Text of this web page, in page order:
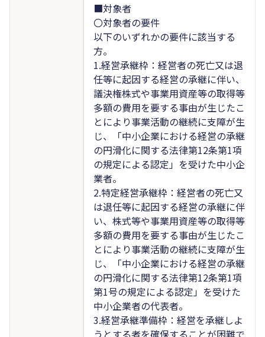
■対象者
〇対象者の要件
以下のいずれかの要件に該当する
方。
1.経営承継枠：経営者の死亡又は退
任等に起因する経営の承継に伴い、
議決権株式や事業用資産等の取得等
多額の費用を要する事由が生じたこ
とにより事業活動の継続に支障が生
じ、「中小企業における経営の承継
の円滑化に関する法律第12条第1項
の規定による認定」を受けた中小企
業者。
2.特定経営承継枠：経営者の死亡又
は退任等に起因する経営の承継に伴
い、株式等や事業用資産等の取得等
多額の費用を要する事由が生じたこ
とにより事業活動の継続に支障が生
じ、「中小企業における経営の承継
の円滑化に関する法律第12条第1項
第1号の規定による認定」を受けた
中小企業者の代表者。
3.経営承継準備枠：経営を承継しよ
うとする者を確保することが困難で